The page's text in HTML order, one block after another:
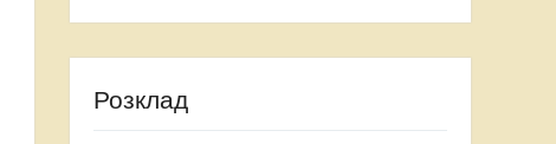
Розклад